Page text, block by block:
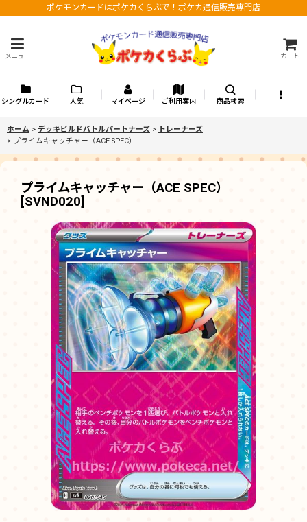
ポケモンカードはポケカくらぶで！ポケカ通信販売専門店
メニュー カート
シングルカード 人気 マイページ ご利用案内 商品検索
ホーム > デッキビルドバトルパートナーズ >
トレーナーズ
> プライムキャッチャー（ACE SPEC）
プライムキャッチャー（ACE SPEC）
[SVND020]